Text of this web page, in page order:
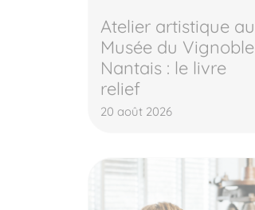
Atelier artistique au
Musée du Vignoble
Nantais : le livre
relief
20 août 2026